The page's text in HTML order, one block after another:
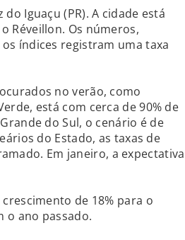
Iguaçu (PR). A cidade está
Réveillon. Os números,
os índices registram uma taxa
no verão, como
está com cerca de 90% de
do Sul, o cenário é de
do Estado, as taxas de
Em janeiro, a expectativa
de 18% para o
o ano passado.